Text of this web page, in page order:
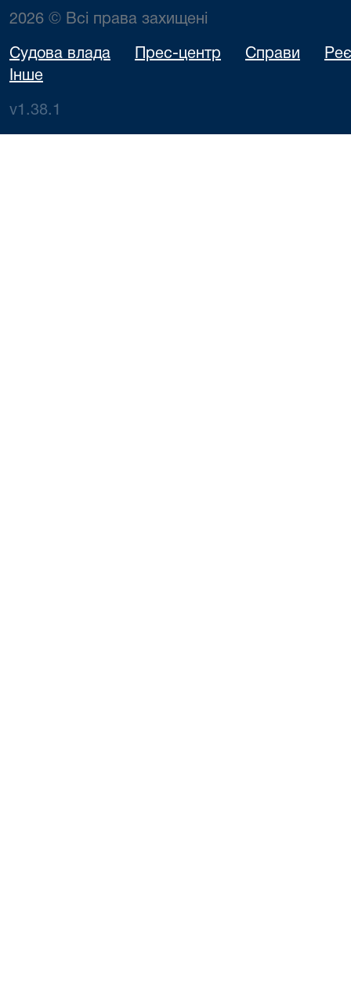
2026 © Всі права захищені
Судова влада Прес-центр Справи
Інше
v1.38.1